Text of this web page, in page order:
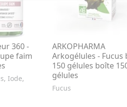
360 -
faim
Iode,
ARKOPHARMA
Arkogélules - Fucus
150 gélules boîte
gélules
Fucus